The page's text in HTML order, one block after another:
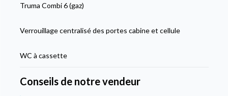
Truma Combi 6 (gaz)
Verrouillage centralisé des portes cabine et cellule
WC à cassette
Conseils de notre vendeur